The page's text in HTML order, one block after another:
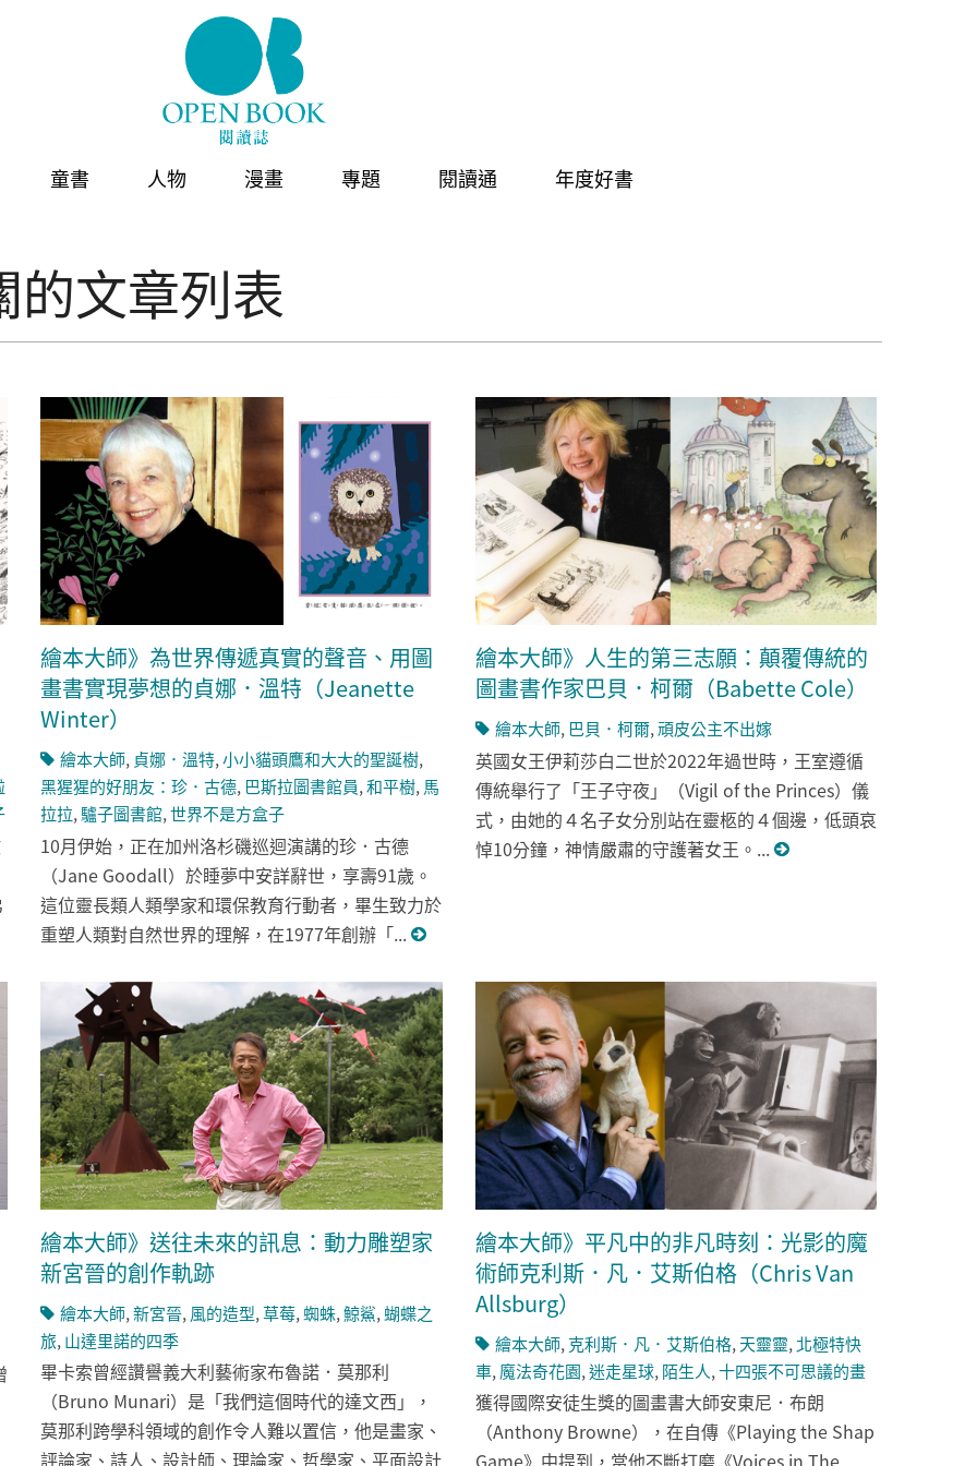
童書 人物 漫畫 專題 閱讀通 年度好書
文章列表
繪本大師》為世界傳遞真實的聲音、用圖
畫書實現夢想的貞娜．溫特（Jeanette
Winter）
繪本大師, 貞娜．溫特,小小貓頭鷹和大大的聖誕樹,
黑猩猩的好朋友：珍．古德, 巴斯拉圖書館員,和平樹, 馬
拉拉, 驢子圖書館,世界不是方盒子
10月伊始，正在加州洛杉磯巡迴演講的珍．古德
（Jane Goodall）於睡夢中安詳辭世，享壽91歲。
這位靈長類人類學家和環保教育行動者，畢生致力於
重塑人類對自然世界的理解，在1977年創辦「...
繪本大師》人生的第三志願：顛覆傳統的
圖畫書作家巴貝．柯爾（Babette Cole）
繪本大師, 巴貝．柯爾,頑皮公主不出嫁
英國女王伊莉莎白二世於2022年過世時，王室遵循
傳統舉行了「王子守夜」（Vigil of the Princes）儀
式，由她的４名子女分別站在靈柩的４個邊，低頭哀
悼10分鐘，神情嚴肅的守護著女王。...
繪本大師》送往未來的訊息：動力雕塑家
新宮晉的創作軌跡
繪本大師,新宮晉, 風的造型,草莓, 蜘蛛,鯨鯊, 蝴蝶之
旅, 山達里諾的四季
畢卡索曾經讚譽義大利藝術家布魯諾．莫那利
（Bruno Munari）是「我們這個時代的達文西」，
莫那利跨學科領域的創作令人難以置信，他是畫家、
評論家、詩人、設計師、理論家、哲學家、平面設計
繪本大師》平凡中的非凡時刻：光影的魔
術師克利斯．凡．艾斯伯格（Chris Van
Allsburg）
繪本大師, 克利斯．凡．艾斯伯格, 天靈靈, 北極特快
車, 魔法奇花園,迷走星球, 陌生人,十四張不可思議的畫
獲得國際安徒生獎的圖畫書大師安東尼．布朗
（Anthony Browne），在自傳《Playing the Shap